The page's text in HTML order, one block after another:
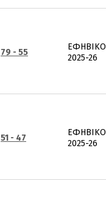
79 - 55
ΕΦΗΒΙΚΟ
2025-26
51 - 47
ΕΦΗΒΙΚΟ
2025-26